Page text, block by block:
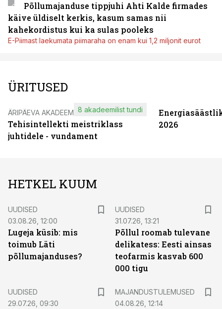
Põllumajanduse tippjuhi Ahti Kalde firmades
käive üldiselt kerkis, kasum samas nii
kahekordistus kui ka sulas pooleks
E-Piimast laekumata piimaraha on enam kui 1,2 miljonit eurot
ÜRITUSED
ÄRIPÄEVA AKADEEMIA
Tehisintellekti meistriklass
juhtidele - vundament
8 akadeemilist tundi
2026
HETKEL KUUM
UUDISED
03.08.26, 12:00
Lugeja küsib: mis
toimub Läti
põllumajanduses?
UUDISED
31.07.26, 13:21
Põllul roomab tulevane
delikatess: Eesti ainsas
teofarmis kasvab 600
000 tigu
UUDISED
29.07.26, 09:30
MAJANDUSTULEMUSED
04.08.26, 12:14